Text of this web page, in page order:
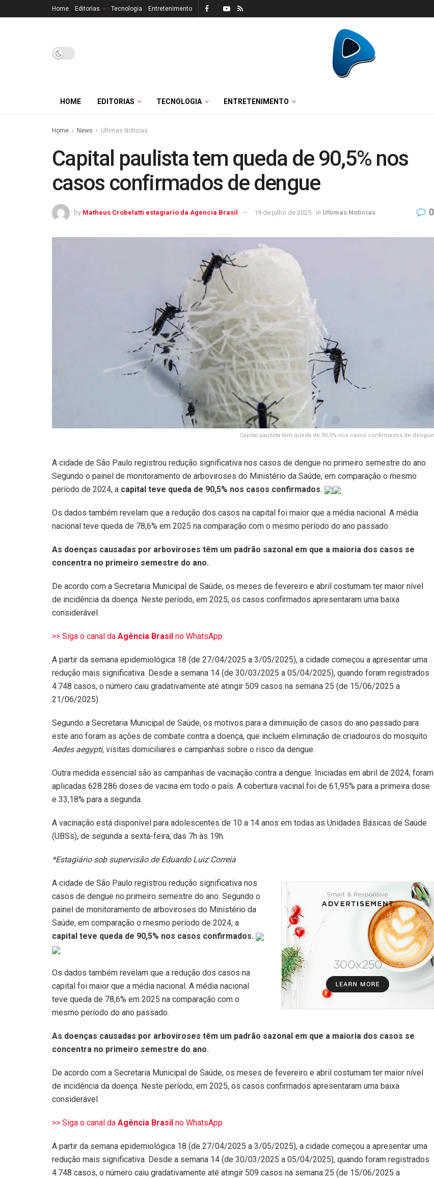
Home Editorias Tecnologia Entretenimento
HOME EDITORIAS TECNOLOGIA ENTRETENIMENTO
Home News Ultimas Noticias
Capital paulista tem queda de 90,5% nos
casos confirmados de dengue
by Matheus Crobelatti estagiario da Agencia Brasil 19 de julho de 2025 in Ultimas Noticias 0
Capital paulista tem queda de 90,5% nos casos confirmados de dengue
A cidade de São Paulo registrou redução significativa nos casos de dengue no primeiro semestre do ano.
Segundo o painel de monitoramento de arboviroses do Ministério da Saúde, em comparação o mesmo
período de 2024, a capital teve queda de 90,5% nos casos confirmados.
Os dados também revelam que a redução dos casos na capital foi maior que a média nacional. A média
nacional teve queda de 78,6% em 2025 na comparação com o mesmo período do ano passado.
As doenças causadas por arboviroses têm um padrão sazonal em que a maioria dos casos se
concentra no primeiro semestre do ano.
De acordo com a Secretaria Municipal de Saúde, os meses de fevereiro e abril costumam ter maior nível
de incidência da doença. Neste período, em 2025, os casos confirmados apresentaram uma baixa
considerável.
>> Siga o canal da Agência Brasil no WhatsApp
A partir da semana epidemiológica 18 (de 27/04/2025 a 3/05/2025), a cidade começou a apresentar uma
redução mais significativa. Desde a semana 14 (de 30/03/2025 a 05/04/2025), quando foram registrados
4.748 casos, o número caiu gradativamente até atingir 509 casos na semana 25 (de 15/06/2025 a
21/06/2025).
Segundo a Secretaria Municipal de Saúde, os motivos para a diminuição de casos do ano passado para
este ano foram as ações de combate contra a doença, que incluem eliminação de criadouros do mosquito
Aedes aegypti, visitas domiciliares e campanhas sobre o risco da dengue.
Outra medida essencial são as campanhas de vacinação contra a dengue. Iniciadas em abril de 2024, foram
aplicadas 628.286 doses de vacina em todo o país. A cobertura vacinal foi de 61,95% para a primeira dose
e 33,18% para a segunda.
A vacinação está disponível para adolescentes de 10 a 14 anos em todas as Unidades Básicas de Saúde
(UBSs), de segunda a sexta-feira, das 7h às 19h.
*Estagiário sob supervisão de Eduardo Luiz Correia
A cidade de São Paulo registrou redução significativa nos
casos de dengue no primeiro semestre do ano. Segundo o
painel de monitoramento de arboviroses do Ministério da
Saúde, em comparação o mesmo período de 2024, a
capital teve queda de 90,5% nos casos confirmados.
Os dados também revelam que a redução dos casos na
capital foi maior que a média nacional. A média nacional
teve queda de 78,6% em 2025 na comparação com o
mesmo período do ano passado.
As doenças causadas por arboviroses têm um padrão sazonal em que a maioria dos casos se
concentra no primeiro semestre do ano.
De acordo com a Secretaria Municipal de Saúde, os meses de fevereiro e abril costumam ter maior nível
de incidência da doença. Neste período, em 2025, os casos confirmados apresentaram uma baixa
considerável.
>> Siga o canal da Agência Brasil no WhatsApp
A partir da semana epidemiológica 18 (de 27/04/2025 a 3/05/2025), a cidade começou a apresentar uma
redução mais significativa. Desde a semana 14 (de 30/03/2025 a 05/04/2025), quando foram registrados
4.748 casos, o número caiu gradativamente até atingir 509 casos na semana 25 (de 15/06/2025 a